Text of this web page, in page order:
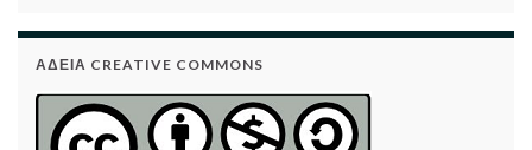
ΆΔΕΙΑ CREATIVE COMMONS